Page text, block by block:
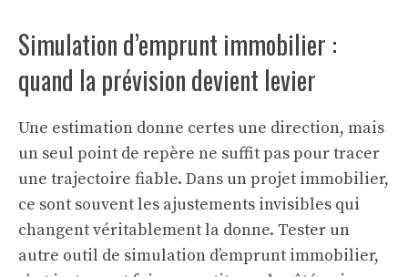
Simulation d’emprunt immobilier :
quand la prévision devient levier
Une estimation donne certes une direction, mais
un seul point de repère ne suffit pas pour tracer
une trajectoire fiable. Dans un projet immobilier,
ce sont souvent les ajustements invisibles qui
changent véritablement la donne. Tester un
autre outil de simulation d’emprunt immobilier,